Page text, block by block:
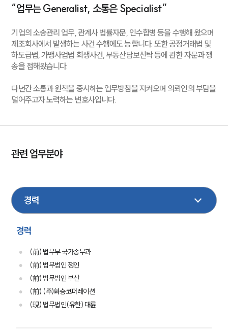
“업무는 Generalist, 소통은 Specialist”
기업의 소송관리 업무, 관계사 법률자문, 인수합병 등을 수행해 왔으며
제조회사에서 발생하는 사건 수행에도 능합니다. 또한 공정거래법 및
하도급법, 가맹사업법 회생사건, 부동산담보신탁 등에 관한 자문과 쟁
송을 접해왔습니다.
다년간 소통과 원칙을 중시하는 업무방침을 지켜오며 의뢰인의 부담을
덜어주고자 노력하는 변호사입니다.
관련 업무분야
가사
민사
경력
(前) 법무부 국가송무과
(前) 법무법인 정인
(前) 법무법인 부산
(前) (주)화승코퍼레이션
(現) 법무법인(유한) 대륜